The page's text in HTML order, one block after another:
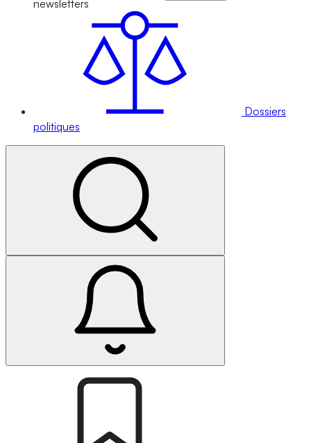
newsletters
Dossiers
politiques